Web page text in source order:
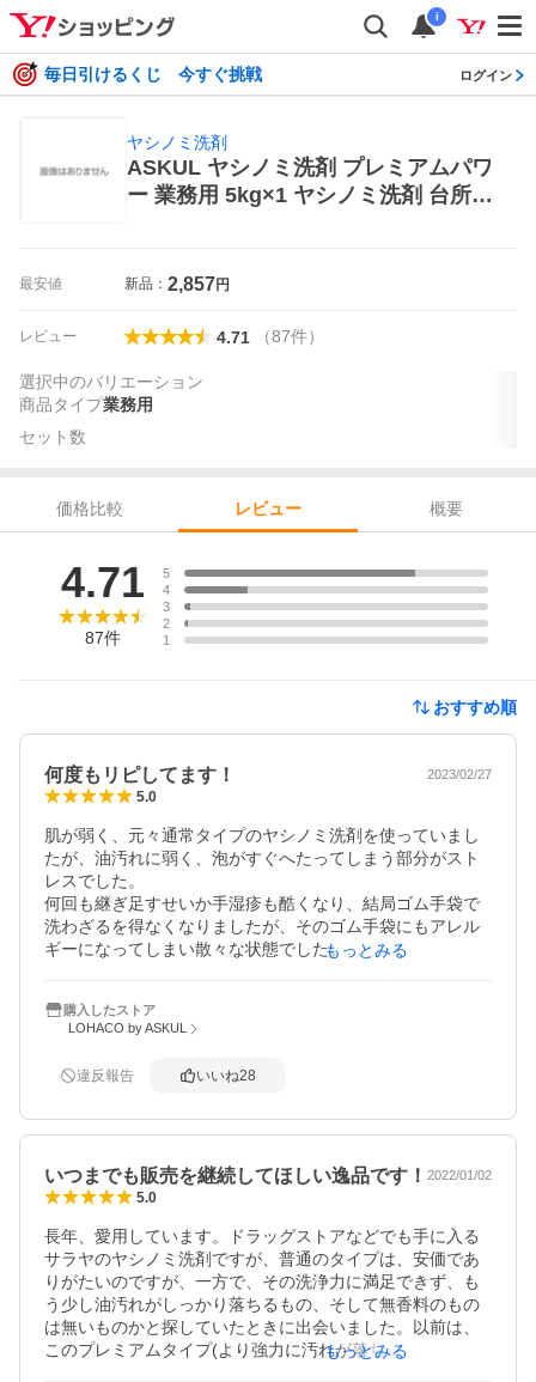
i
毎日引けるくじ 今すぐ挑戦 ログイン
ヤシノミ洗剤
ASKUL ヤシノミ洗剤 プレミアムパワ
ー 業務用 5kg×1 ヤシノミ洗剤 台所用
最安値 新品： 2,857円
レビュー 4.71 （87件）
選択中のバリエーション
商品タイプ業務用
セット数
価格比較 レビュー
概要
4.71
87件
5
4
3
2
1
おすすめ順
何度もリピしてます！ 2023/02/27
5.0
肌が弱く、元々通常タイプのヤシノミ洗剤を使っていまし
たが、油汚れに弱く、泡がすぐへたってしまう部分がスト
レスでした。
何回も継ぎ足すせいか手湿疹も酷くなり、結局ゴム手袋で
洗わざるを得なくなりましたが、そのゴム手袋にもアレル
ギーになってしまい散々な状態でした。
ルが取れやすくなっている感じがします。
そして汚れ落ちが良くなっているのに肌荒れはしにくくな
無香料で変なにおいがお皿に残らないのも好きです。
剤を1〜2プッシュし、濡らしたスポンジでくしゅくしゅし
でくしゅくしゅし直して…を繰り返せば、結構な量洗えち
ゃいます。
もっとみる
購入したストア
LOHACO by ASKUL
違反報告 いいね28
いつまでも販売を継続してほしい逸品です！ 2022/01/02
5.0
長年、愛用しています。ドラッグストアなどでも手に入る
サラヤのヤシノミ洗剤ですが、普通のタイプは、安価であ
りがたいのですが、一方で、その洗浄力に満足できず、も
う少し油汚れがしっかり落ちるもの、そして無香料のもの
は無いものかと探していたときに出会いました。以前は、
このプレミアムタイプ(より強力に汚れが落ちるもの)の成分
もっとみる